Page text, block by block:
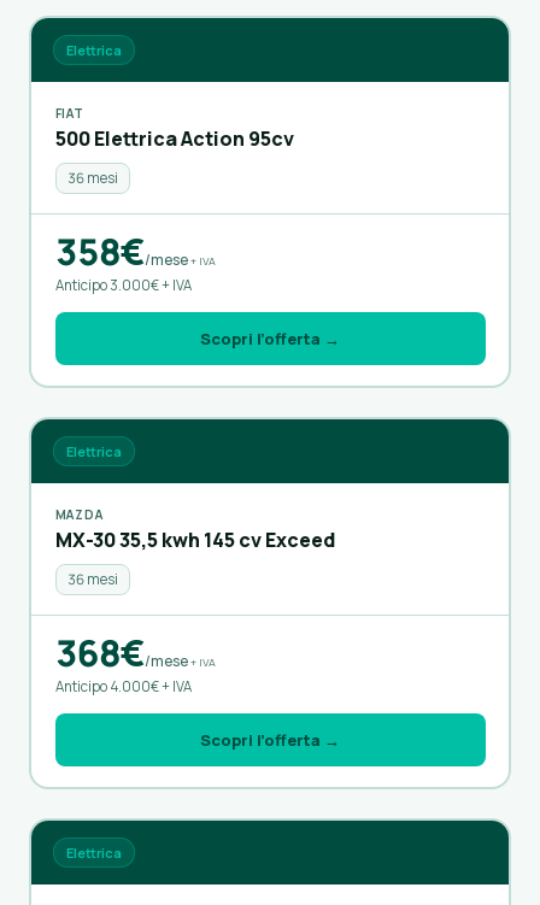
Elettrica
FIAT
500 Elettrica Action 95cv
36 mesi
358€/mese+ IVA
Anticipo 3.000€ + IVA
Scopri l’offerta →
Elettrica
MAZDA
MX-30 35,5 kwh 145 cv Exceed
36 mesi
368€/mese+ IVA
Anticipo 4.000€ + IVA
Scopri l’offerta →
Elettrica